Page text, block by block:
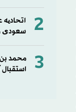
2
سعودی
3
محمد بن
استقبال